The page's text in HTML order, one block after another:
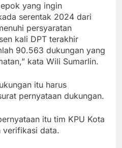
yang ingin
serentak 2024 dari
persyaratan
kali DPT terakhir
90.563 dukungan yang
kata Wili Sumarlin.
itu harus
pernyataan dukungan.
itu tim KPU Kota
verifikasi data.